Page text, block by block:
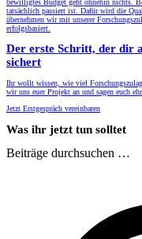
9. Juli 2026 · Erich
Auf einen Blick
Seit dem 7. Juli 2026
Mittelstand (ZIM) mehr
Ist es aber nur bedingt:
ungebremst weiter und
solltet.
ZIM-Antragsstopp
Bereits
Was genau
Beiträge durchsuchen …